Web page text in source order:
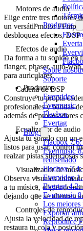
Productos
Sobre
Soporte
Productos
Evervideo
Evermusic
Flacbox
Evertag
Blog
Flacbox
Evermusic
rediseñado
Flacbox
Evervideo
Evertag 4.2:
Evermusic
Los mejores
Exportar
Reproduce
Motores de audio
Elige entre tres motores
un versátil motor
desbloquea efectos, DSP
Efectos de audio
Da forma a tu sonido en
flanger, phaser, auto-
para auriculares.
Cadena de DSP
Construye tu propia
profesionales y bandas
además de
Ecualizador de audio
Ajusta tu sonido con un
listos para usar, control
realzar pistas silenciosas
Visualizador de
Observa visuales
a tu música, eligiendo
dejando que se alternen
Controles de
Ajusta la velocidad de
restaura tu cola y